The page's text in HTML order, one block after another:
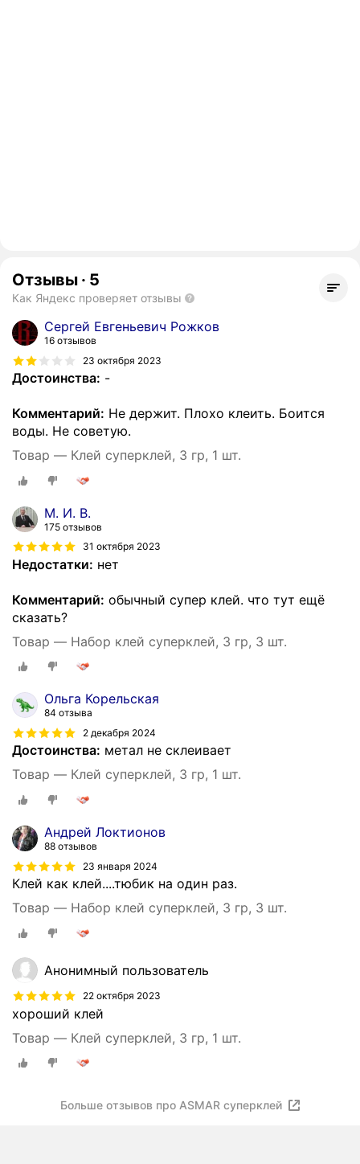
Отзывы · 5
Как Яндекс проверяет отзывы
Сергей Евгеньевич Рожков
16 отзывов
23 октября 2023
Достоинства: -
Комментарий: Не держит. Плохо клеить. Боится
воды. Не советую.
Товар — Клей суперклей, 3 гр, 1 шт.
М. И. В.
175 отзывов
31 октября 2023
Недостатки: нет
Комментарий: обычный супер клей. что тут ещё
сказать?
Товар — Набор клей суперклей, 3 гр, 3 шт.
Ольга Корельская
84 отзыва
2 декабря 2024
Достоинства: метал не склеивает
Товар — Клей суперклей, 3 гр, 1 шт.
Андрей Локтионов
88 отзывов
23 января 2024
Клей как клей....тюбик на один раз.
Товар — Набор клей суперклей, 3 гр, 3 шт.
Анонимный пользователь
22 октября 2023
хороший клей
Товар — Клей суперклей, 3 гр, 1 шт.
Больше отзывов про ASMAR суперклей